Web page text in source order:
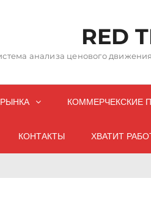
RED
анализа ценового
КОММЕРЧЕКСКИЕ
КОНТАКТЫ ХВАТИТ